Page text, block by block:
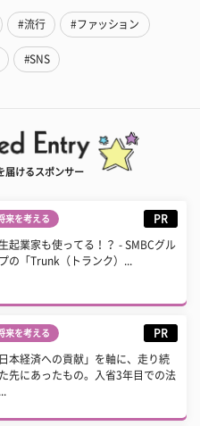
#流行 #ファッション
#SNS
届けるスポンサー
来を考える PR
起業家も使ってる！？ - SMBCグル
の「Trunk（トランク）...
来を考える PR
日本経済への貢献」を軸に、走り続
先にあったもの。入省3年目での法